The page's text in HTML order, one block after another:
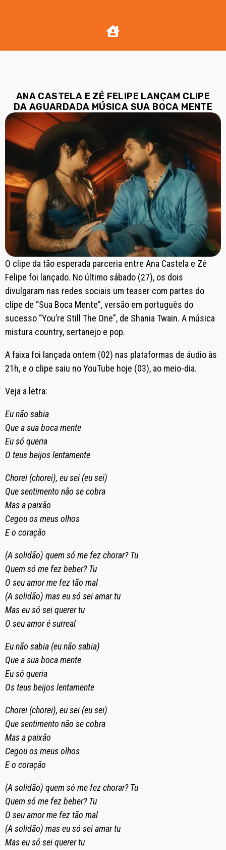
ANA CASTELA E ZÉ FELIPE LANÇAM CLIPE
DA AGUARDADA MÚSICA SUA BOCA MENTE
O clipe da tão esperada parceria entre Ana Castela e Zé
Felipe foi lançado. No último sábado (27), os dois
divulgaram nas redes sociais um teaser com partes do
clipe de “Sua Boca Mente”, versão em português do
sucesso “You’re Still The One”, de Shania Twain. A música
mistura country, sertanejo e pop.
A faixa foi lançada ontem (02) nas plataformas de áudio às
21h, e o clipe saiu no YouTube hoje (03), ao meio-dia.
Veja a letra:
Eu não sabia
Que a sua boca mente
Eu só queria
O teus beijos lentamente
Chorei (chorei), eu sei (eu sei)
Que sentimento não se cobra
Mas a paixão
Cegou os meus olhos
E o coração
(A solidão) quem só me fez chorar? Tu
Quem só me fez beber? Tu
O seu amor me fez tão mal
(A solidão) mas eu só sei amar tu
Mas eu só sei querer tu
O seu amor é surreal
Eu não sabia (eu não sabia)
Que a sua boca mente
Eu só queria
Os teus beijos lentamente
Chorei (chorei), eu sei (eu sei)
Que sentimento não se cobra
Mas a paixão
Cegou os meus olhos
E o coração
(A solidão) quem só me fez chorar? Tu
Quem só me fez beber? Tu
O seu amor me fez tão mal
(A solidão) mas eu só sei amar tu
Mas eu só sei querer tu